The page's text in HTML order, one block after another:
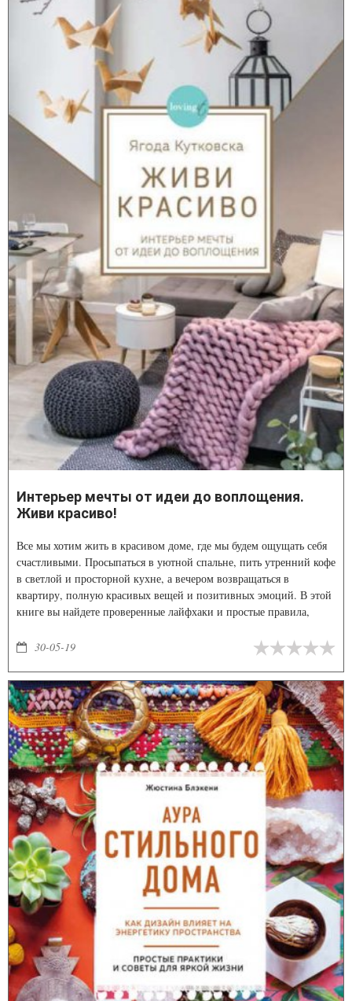
Интерьер мечты от идеи до воплощения.
Живи красиво!
Все мы хотим жить в красивом доме, где мы будем ощущать себя
счастливыми. Просыпаться в уютной спальне, пить утренний кофе
в светлой и просторной кухне, а вечером возвращаться в
квартиру, полную красивых вещей и позитивных эмоций. В этой
книге вы найдете проверенные лайфхаки и простые правила,
чтобы жить красиво, не нужен большой бюджет.
30-05-19